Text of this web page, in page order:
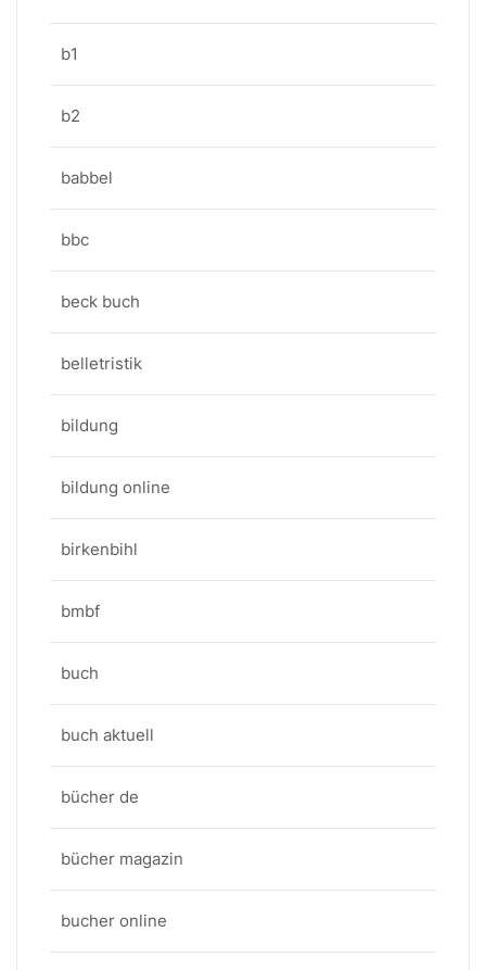
b1
b2
babbel
bbc
beck buch
belletristik
bildung
bildung online
birkenbihl
bmbf
buch
buch aktuell
bücher de
bücher magazin
bucher online